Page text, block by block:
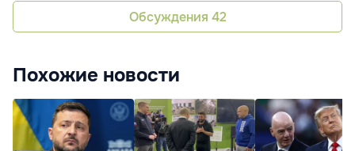
Обсуждения 42
Похожие новости